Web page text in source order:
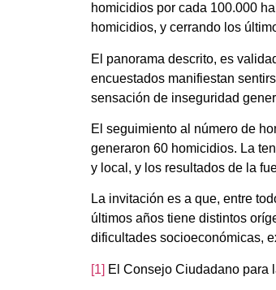
homicidios por cada 100.000
homicidios, y cerrando los
El panorama descrito, es
encuestados manifiestan
sensación de inseguridad
El seguimiento al número de
generaron 60 homicidios. La
y local, y los resultados de la
La invitación es a que, entre
últimos años tiene distintos
dificultades socioeconómicas,
[1] El Consejo Ciudadano para